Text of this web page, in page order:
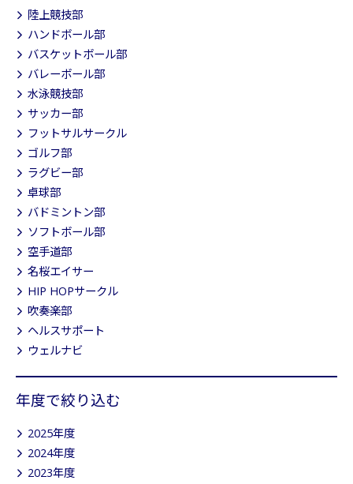
陸上競技部
ハンドボール部
バスケットボール部
バレーボール部
水泳競技部
サッカー部
フットサルサークル
ゴルフ部
ラグビー部
卓球部
バドミントン部
ソフトボール部
空手道部
名桜エイサー
HIP HOPサークル
吹奏楽部
ヘルスサポート
ウェルナビ
年度で絞り込む
2025年度
2024年度
2023年度